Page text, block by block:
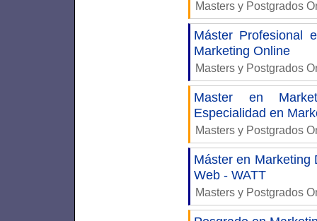
Masters y Postgrados
Máster Profesional
Marketing Online
Masters y Postgrados
Master en
Especialidad en
Masters y Postgrados
Máster en Marketing
Web - WATT
Masters y Postgrados